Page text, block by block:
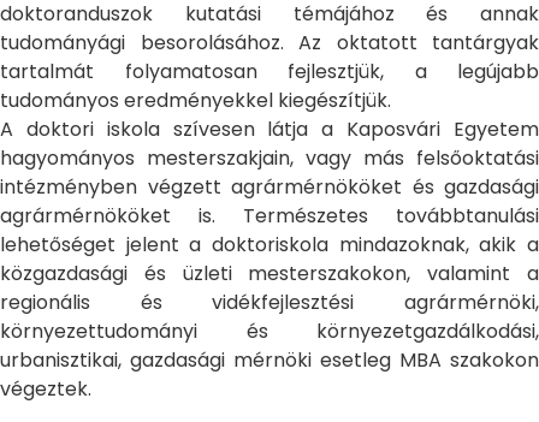
doktoranduszok kutatási témájához és annak
tudományági besorolásához. Az oktatott tantárgyak
tartalmát folyamatosan fejlesztjük, a legújabb
tudományos eredményekkel kiegészítjük.
A doktori iskola szívesen látja a Kaposvári Egyetem
hagyományos mesterszakjain, vagy más felsőoktatási
intézményben végzett agrármérnököket és gazdasági
agrármérnököket is. Természetes továbbtanulási
lehetőséget jelent a doktoriskola mindazoknak, akik a
közgazdasági és üzleti mesterszakokon, valamint a
regionális és vidékfejlesztési agrármérnöki,
környezettudományi és környezetgazdálkodási,
urbanisztikai, gazdasági mérnöki esetleg MBA szakokon
végeztek.